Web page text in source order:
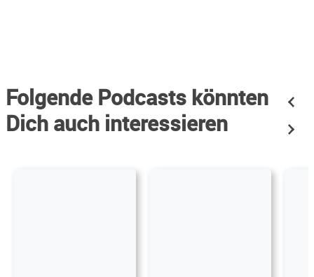
Folgende Podcasts könnten
Dich auch interessieren